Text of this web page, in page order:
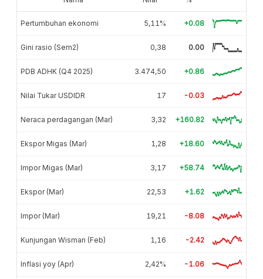
Pertumbuhan ekonomi 5,11% +0.08
Gini rasio (Sem2) 0,38 0.00
PDB ADHK (Q4 2025) 3.474,50 +0.86
Nilai Tukar USDIDR 17 -0.03
Neraca perdagangan (Mar) 3,32 +160.82
Ekspor Migas (Mar) 1,28 +18.60
Impor Migas (Mar) 3,17 +58.74
Ekspor (Mar) 22,53 +1.62
Impor (Mar) 19,21 -8.08
Kunjungan Wisman (Feb) 1,16 -2.42
Inflasi yoy (Apr) 2,42% -1.06